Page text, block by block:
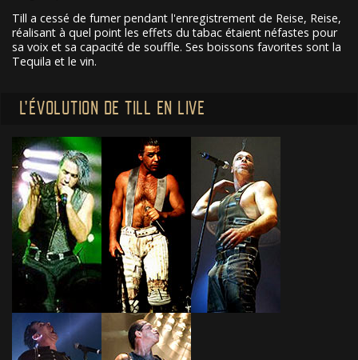
Till a cessé de fumer pendant l'enregistrement de Reise, Reise,
réalisant à quel point les effets du tabac étaient néfastes pour
sa voix et sa capacité de souffle. Ses boissons favorites sont la
Tequila et le vin.
L'ÉVOLUTION DE TILL EN LIVE